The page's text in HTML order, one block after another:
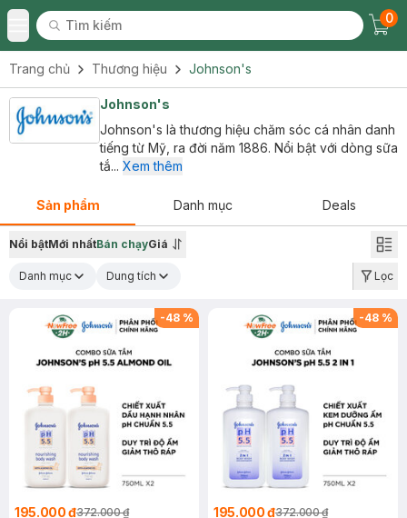
Toggle Menu
Tìm kiếm
Tìm kiếm
0
Trang chủ Thương hiệu Johnson's
Johnson's
Johnson's là thương hiệu chăm sóc cá nhân danh
tiếng từ Mỹ, ra đời năm 1886. Nổi bật với dòng sữa
tắ... Xem thêm
Sản phẩm Danh mục Deals
Nổi bậtMới nhấtBán chạyGiá
Danh mục Dung tích Lọc
-48 %
195.000 ₫372.000 ₫
-48 %
195.000 ₫372.000 ₫